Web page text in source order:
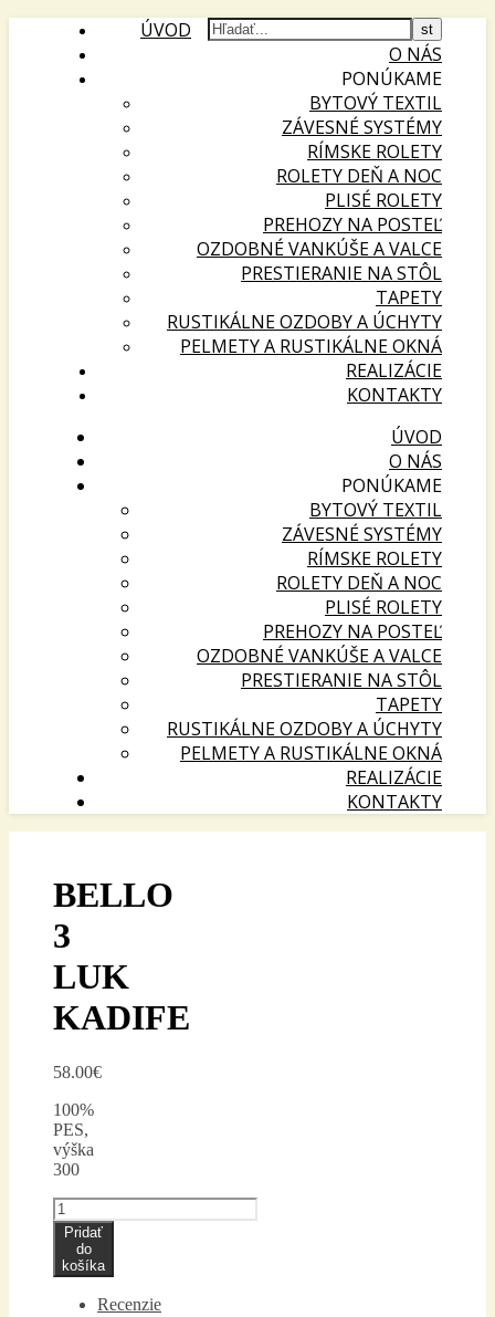
ÚVOD
O NÁS
PONÚKAME
BYTOVÝ TEXTIL
ZÁVESNÉ SYSTÉMY
RÍMSKE ROLETY
ROLETY DEŇ A NOC
PLISÉ ROLETY
PREHOZY NA POSTEĽ
OZDOBNÉ VANKÚŠE A VALCE
PRESTIERANIE NA STÔL
TAPETY
RUSTIKÁLNE OZDOBY A ÚCHYTY
PELMETY A RUSTIKÁLNE OKNÁ
REALIZÁCIE
KONTAKTY
ÚVOD
O NÁS
PONÚKAME
BYTOVÝ TEXTIL
ZÁVESNÉ SYSTÉMY
RÍMSKE ROLETY
ROLETY DEŇ A NOC
PLISÉ ROLETY
PREHOZY NA POSTEĽ
OZDOBNÉ VANKÚŠE A VALCE
PRESTIERANIE NA STÔL
TAPETY
RUSTIKÁLNE OZDOBY A ÚCHYTY
PELMETY A RUSTIKÁLNE OKNÁ
REALIZÁCIE
KONTAKTY
BELLO
3
LUK
KADIFE
58.00€
100%
PES,
výška
300
množstvo
BELLO
LUK
Pridať
do
košíka
Recenzie